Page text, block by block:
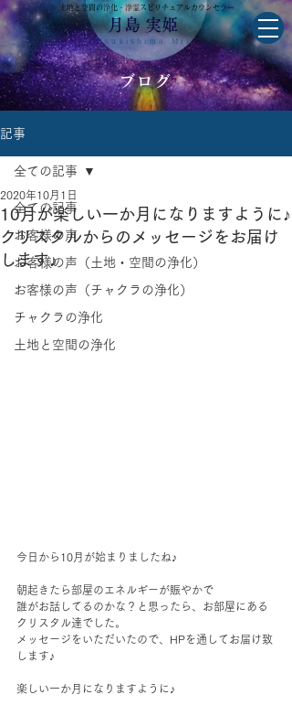
月島 実姫
Tsukishima Miki
土地と空間の浄化・浄霊スピリチュアルカウンセラー
ブログ
記事
全ての記事
お客様の声
お客様の声（土地・空間の浄化）
お客様の声（チャクラの浄化）
チャクラの浄化
土地と空間の浄化
全ての記事
10月が楽しい一か月になりますように♪
クリスタルからのメッセージをお届け
します♪
2020年10月1日
今日から10月が始まりましたね♪
朝起きたら部屋のエネルギーが賑やかで
誰がお話してるのかな？と思ったら、お部屋にある
クリスタル達でした。
メッセージをいただいたので、HPを通してお届け致
します♪
楽しい一か月になりますように♪